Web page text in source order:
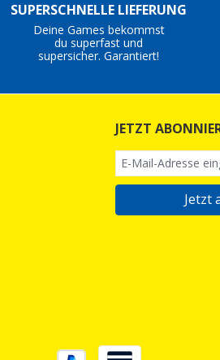
SUPERSCHNELLE LIEFERUNG
Deine Games bekommst
du superfast und
supersicher. Garantiert!
JETZT
Jetzt